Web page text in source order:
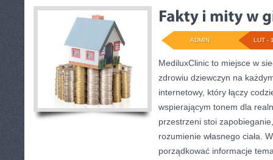
LUT -
ADMIN
MediluxClinic to miejsce w
zdrowiu dziewczyn na
internetowy, który łączy
wspierającym tonem dla
przestrzeni stoi
rozumienie własnego ciała.
porządkować informacje